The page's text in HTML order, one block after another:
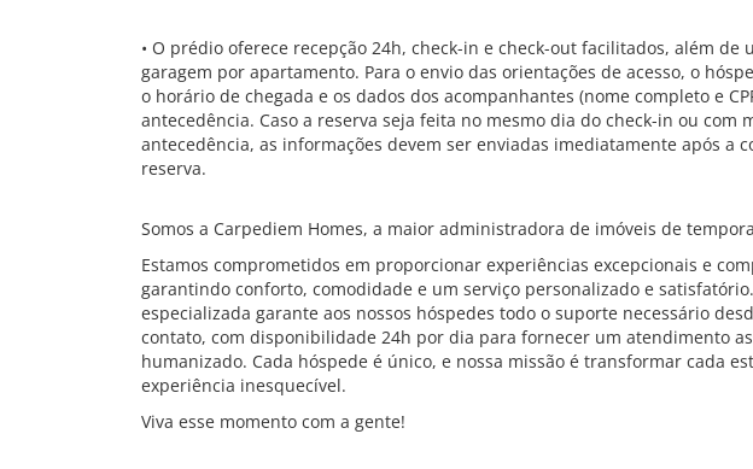
• O prédio oferece recepção 24h, check-in e check-out facilitados, além de
garagem por apartamento. Para o envio das orientações de acesso, o
o horário de chegada e os dados dos acompanhantes (nome completo e
antecedência. Caso a reserva seja feita no mesmo dia do check-in ou com
antecedência, as informações devem ser enviadas imediatamente após a
reserva.
Somos a Carpediem Homes, a maior administradora de imóveis de
Estamos comprometidos em proporcionar experiências excepcionais e
garantindo conforto, comodidade e um serviço personalizado e
especializada garante aos nossos hóspedes todo o suporte necessário
contato, com disponibilidade 24h por dia para fornecer um atendimento
humanizado. Cada hóspede é único, e nossa missão é transformar cada
experiência inesquecível.
Viva esse momento com a gente!